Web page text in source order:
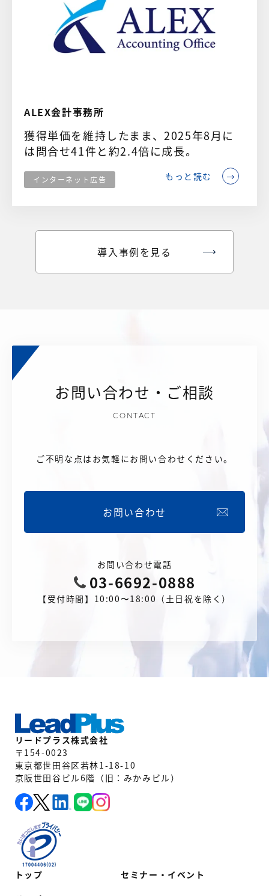
ALEX会計事務所
獲得単価を維持したまま、2025年8月に
は問合せ41件と約2.4倍に成長。
インターネット広告 もっと読む
導入事例を見る
お問い合わせ・ご相談
CONTACT
ご不明な点はお気軽にお問い合わせください。
お問い合わせ
お問い合わせ電話
03-6692-0888
【受付時間】10:00〜18:00（土日祝を除く）
トップ セミナー・イベント
リードプラス株式会社
〒154-0023
東京都世田谷区若林1-18-10
京阪世田谷ビル6階（旧：みかみビル）